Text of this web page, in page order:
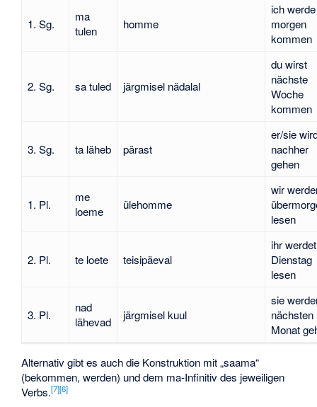
1. Sg.
ma
tulen
homme
ich werde
morgen
kommen
2. Sg. sa tuled järgmisel nädalal
du wirst
nächste
Woche
kommen
3. Sg. ta läheb pärast
er/sie
nachher
gehen
1. Pl.
me
loeme
ülehomme
wir
lesen
2. Pl. te loete teisipäeval
ihr
Dienstag
lesen
3. Pl.
nad
lähevad
järgmisel kuul
sie
nächsten
Monat
Alternativ gibt es auch die Konstruktion mit „saama“
(bekommen, werden) und dem ma-Infinitiv des jeweiligen
Verbs.[7][6]